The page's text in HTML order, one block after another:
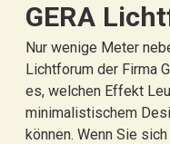
GERA
Nur wenige Meter
Lichtforum der Firma
es, welchen Effekt
minimalistischem
können. Wenn Sie